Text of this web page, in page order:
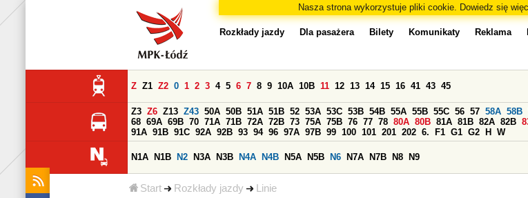
Nasza strona wykorzystuje pliki cookie. Dowiedz się
Start Rozkłady jazdy Linie
Rozkłady jazdy Dla pasażera Bilety Komunikaty Reklama
Z Z1 Z2 0 1 2 3 4 5 6 7 8 9 10A 10B 11 12 13 14 15 16 41 43 45
Z3 Z6 Z13 Z43 50A 50B 51A 51B 52 53A 53C 53B 54B 55A 55B 55C 56 57 58A 58B
68 69A 69B 70 71A 71B 72A 72B 73 75A 75B 76 77 78 80A 80B 81A 81B 82A 82B
91A 91B 91C 92A 92B 93 94 96 97A 97B 99 100 101 201 202 6. F1 G1 G2 H W
N1A N1B N2 N3A N3B N4A N4B N5A N5B N6 N7A N7B N8 N9